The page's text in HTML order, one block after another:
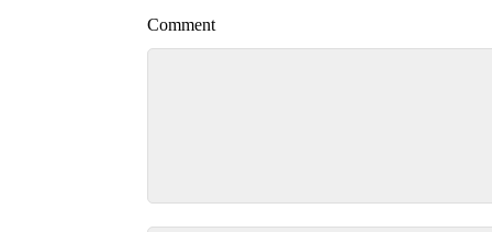
Comment